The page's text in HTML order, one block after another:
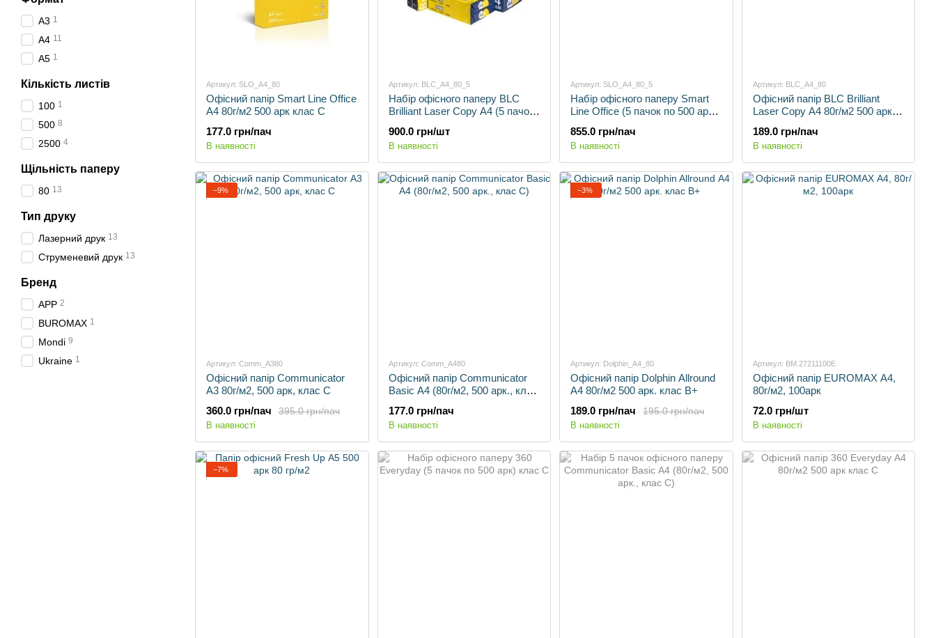
Артикул: SLO_A4_80
Офісний папір Smart Line Office
А4 80г/м2 500 арк клас С
177.0 грн/пач
В наявності
Артикул: BLC_A4_80_5
Набір офісного паперу BLC
Brilliant Laser Copy А4 (5 пачок
900.0 грн/шт
В наявності
Артикул: SLO_A4_80_5
Набір офісного паперу Smart
Line Office (5 пачок по 500 арк)
855.0 грн/пач
В наявності
Артикул: BLC_A4_80
Офісний папір BLC Brilliant
Laser Copy А4 80г/м2 500 арк.
189.0 грн/пач
В наявності
−9%
Артикул: Comm_A380
Офісний папір Communicator
А3 80г/м2, 500 арк, клас С
395.0 грн/пач
360.0 грн/пач
В наявності
Артикул: Comm_A480
Офісний папір Communicator
Basic А4 (80г/м2, 500 арк., клас
177.0 грн/пач
В наявності
−3%
Артикул: Dolphin_A4_80
Офісний папір Dolphin Allround
А4 80г/м2 500 арк. клас В+
195.0 грн/пач
189.0 грн/пач
В наявності
Артикул: BM.27211100E
Офісний папір EUROMAX А4,
80г/м2, 100арк
72.0 грн/шт
В наявності
−7%
А3 1
А4 11
А5 1
Кількість листів
100 1
500 8
2500 4
Щільність паперу
80 13
Тип друку
Лазерний друк 13
Струменевий друк 13
Бренд
APP 2
BUROMAX 1
Mondi 9
Ukraine 1